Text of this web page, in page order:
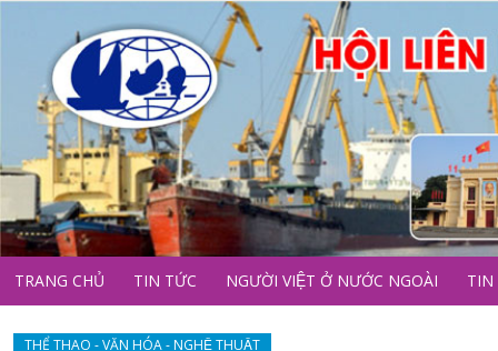
TRANG CHỦ TIN TỨC NGƯỜI VIỆT Ở NƯỚC NGOÀI TIN
THỂ THAO - VĂN HÓA - NGHỆ THUẬT